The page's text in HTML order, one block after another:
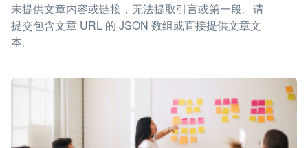
未提供文章内容或链接，无法提取引言或第一段。请
提交包含文章 URL 的 JSON 数组或直接提供文章文
本。